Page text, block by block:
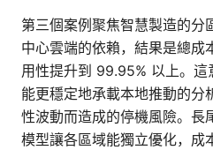
第三個案例聚焦智慧製造的分
中心雲端的依賴，結果是總成
用性提升到 99.95% 以上。
能更穩定地承載本地推動的分
性波動而造成的停機風險。長
模型讓各區域能獨立優化，成